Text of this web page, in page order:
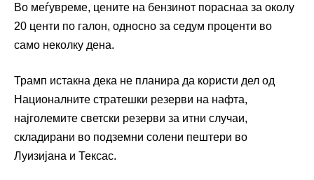
Во меѓувреме, цените на бензинот пораснаа за околу
20 центи по галон, односно за седум проценти во
само неколку дена.
Трамп истакна дека не планира да користи дел од
Националните стратешки резерви на нафта,
најголемите светски резерви за итни случаи,
складирани во подземни солени пештери во
Луизијана и Тексас.